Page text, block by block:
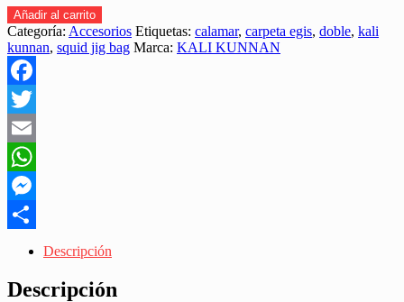
CARPETA
KALI
KUNNAN
DOUBLE
SQUID
JIG
BAG
"EGING/CALAMAR"
cantidad
Añadir al carrito
Categoría: Accesorios Etiquetas: calamar, carpeta egis, doble, kali
kunnan, squid jig bag Marca: KALI KUNNAN
Facebook
Twitter
Email
WhatsApp
Messenger
Descripción
Descripción